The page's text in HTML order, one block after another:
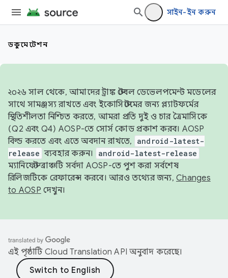
সাইন-ইন করুন
ডকুমেন্টেশন
২০২৬ সাল থেকে, আমাদের ট্রাঙ্ক স্টেবল ডেভেলপমেন্ট মডেলের
সাথে সামঞ্জস্য রাখতে এবং ইকোসিস্টেমের জন্য প্ল্যাটফর্মের
স্থিতিশীলতা নিশ্চিত করতে, আমরা প্রতি দুই ও চার ত্রৈমাসিকে
(Q2 এবং Q4) AOSP-তে সোর্স কোড প্রকাশ করব। AOSP
বিল্ড করতে এবং এতে অবদান রাখতে,
android-latest-
release ব্যবহার করুন। android-latest-release
ম্যানিফেস্ট ব্রাঞ্চটি সর্বদা AOSP-তে পুশ করা সর্বশেষ
রিলিজটিকে রেফারেন্স করবে। আরও তথ্যের জন্য, Changes
to AOSP দেখুন।
এই পৃষ্ঠাটি Cloud Translation API অনুবাদ করেছে।